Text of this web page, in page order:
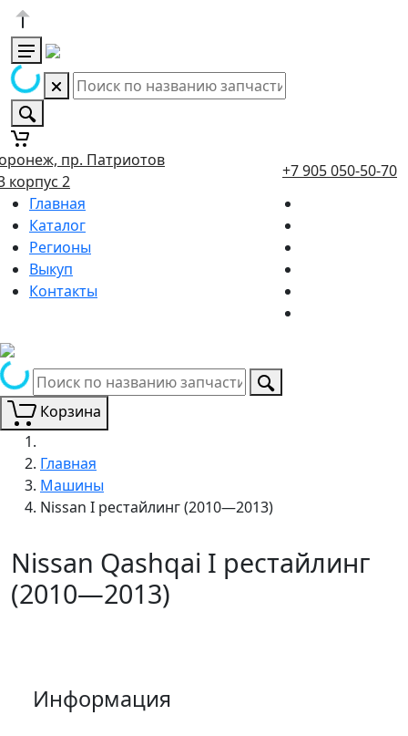
пр. Патриотов
корпус 2
+7 905 050-50-70
Главная
Каталог
Регионы
Выкуп
Контакты
Корзина
Главная
Машины
Nissan I рестайлинг (2010—2013)
Nissan Qashqai I рестайлинг
(2010—2013)
Информация